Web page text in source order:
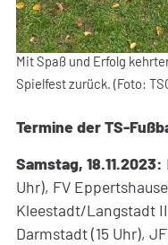
Mit Spaß und Erfolg
Spielfest zurück. (Foto:
Termine der TS-
Samstag, 18.11.2023:
Uhr), FV
Kleestadt/Langstadt II
Darmstadt (15 Uhr),